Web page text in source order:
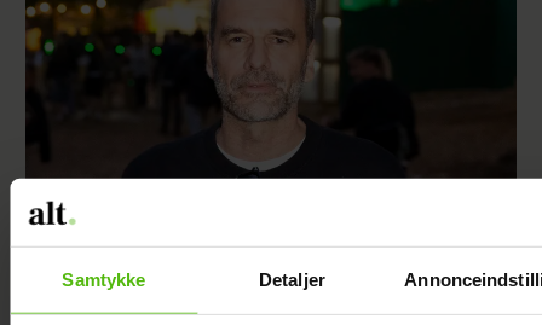
Samtykke Detaljer
Jesper Buch afslører ukendt fortid: "På et
tidspunkt var der en skillevej"